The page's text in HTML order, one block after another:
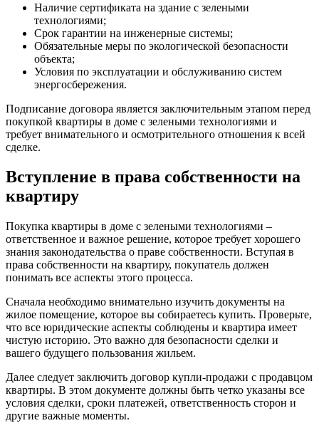
Наличие сертификата на здание с зелеными
технологиями;
Срок гарантии на инженерные системы;
Обязательные меры по экологической безопасности
объекта;
Условия по эксплуатации и обслуживанию систем
энергосбережения.
Подписание договора является заключительным этапом перед
покупкой квартиры в доме с зелеными технологиями и
требует внимательного и осмотрительного отношения к всей
сделке.
Вступление в права собственности на
квартиру
Покупка квартиры в доме с зелеными технологиями –
ответственное и важное решение, которое требует хорошего
знания законодательства о праве собственности. Вступая в
права собственности на квартиру, покупатель должен
понимать все аспекты этого процесса.
Сначала необходимо внимательно изучить документы на
жилое помещение, которое вы собираетесь купить. Проверьте,
что все юридические аспекты соблюдены и квартира имеет
чистую историю. Это важно для безопасности сделки и
вашего будущего пользования жильем.
Далее следует заключить договор купли-продажи с продавцом
квартиры. В этом документе должны быть четко указаны все
условия сделки, сроки платежей, ответственность сторон и
другие важные моменты.